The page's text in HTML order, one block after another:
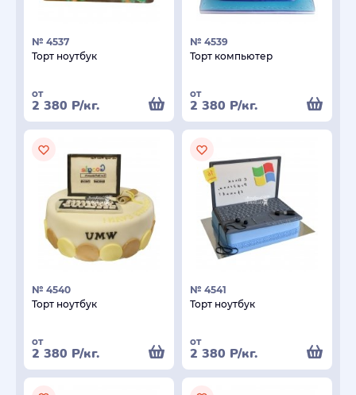
№ 4537
Торт ноутбук
от
2 380 Р/кг.
№ 4539
Торт компьютер
от
2 380 Р/кг.
№ 4540
Торт ноутбук
от
2 380 Р/кг.
№ 4541
Торт ноутбук
от
2 380 Р/кг.